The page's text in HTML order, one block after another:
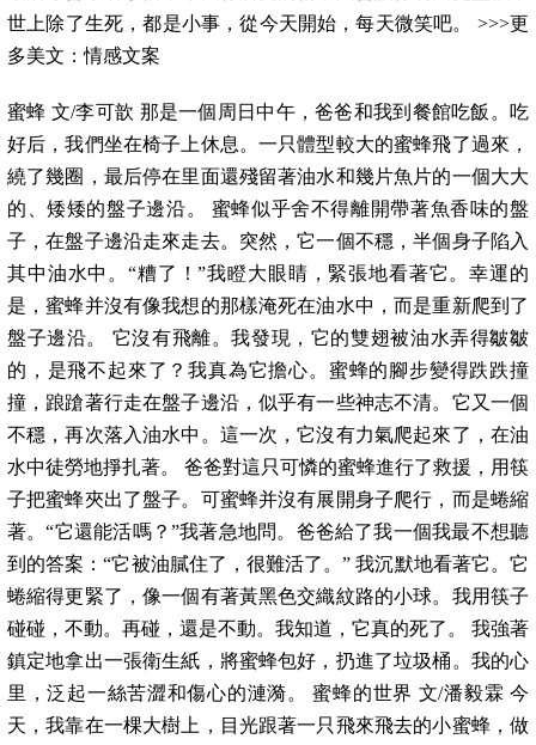
世上除了生死，都是小事，從今天開始，每天微笑吧。 >>>更
多美文：情感文案
蜜蜂 文/李可歆 那是一個周日中午，爸爸和我到餐館吃飯。吃
好后，我們坐在椅子上休息。一只體型較大的蜜蜂飛了過來，
繞了幾圈，最后停在里面還殘留著油水和幾片魚片的一個大大
的、矮矮的盤子邊沿。 蜜蜂似乎舍不得離開帶著魚香味的盤
子，在盤子邊沿走來走去。突然，它一個不穩，半個身子陷入
其中油水中。“糟了！”我瞪大眼睛，緊張地看著它。幸運的
是，蜜蜂并沒有像我想的那樣淹死在油水中，而是重新爬到了
盤子邊沿。 它沒有飛離。我發現，它的雙翅被油水弄得皺皺
的，是飛不起來了？我真為它擔心。蜜蜂的腳步變得跌跌撞
撞，踉蹌著行走在盤子邊沿，似乎有一些神志不清。它又一個
不穩，再次落入油水中。這一次，它沒有力氣爬起來了，在油
水中徒勞地掙扎著。 爸爸對這只可憐的蜜蜂進行了救援，用筷
子把蜜蜂夾出了盤子。可蜜蜂并沒有展開身子爬行，而是蜷縮
著。“它還能活嗎？”我著急地問。爸爸給了我一個我最不想聽
到的答案：“它被油膩住了，很難活了。” 我沉默地看著它。它
蜷縮得更緊了，像一個有著黃黑色交織紋路的小球。我用筷子
碰碰，不動。再碰，還是不動。我知道，它真的死了。 我強著
鎮定地拿出一張衛生紙，將蜜蜂包好，扔進了垃圾桶。我的心
里，泛起一絲苦澀和傷心的漣漪。 蜜蜂的世界 文/潘毅霖 今
天，我靠在一棵大樹上，目光跟著一只飛來飛去的小蜜蜂，做